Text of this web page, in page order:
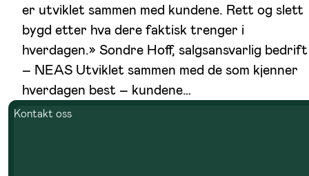
er utviklet sammen med kundene. Rett og slett
bygd etter hva dere faktisk trenger i
hverdagen.» Sondre Hoff, salgsansvarlig bedrift
– NEAS Utviklet sammen med de som kjenner
hverdagen best – kundene…
Kontakt oss